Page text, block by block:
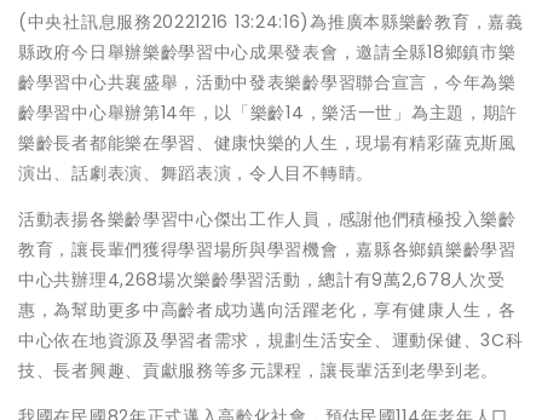
(中央社訊息服務20221216 13:24:16)為推廣本縣樂齡教育，嘉義
縣政府今日舉辦樂齡學習中心成果發表會，邀請全縣18鄉鎮市樂
齡學習中心共襄盛舉，活動中發表樂齡學習聯合宣言，今年為樂
齡學習中心舉辦第14年，以「樂齡14，樂活一世」為主題，期許
樂齡長者都能樂在學習、健康快樂的人生，現場有精彩薩克斯風
演出、話劇表演、舞蹈表演，令人目不轉睛。
活動表揚各樂齡學習中心傑出工作人員，感謝他們積極投入樂齡
教育，讓長輩們獲得學習場所與學習機會，嘉縣各鄉鎮樂齡學習
中心共辦理4,268場次樂齡學習活動，總計有9萬2,678人次受
惠，為幫助更多中高齡者成功邁向活躍老化，享有健康人生，各
中心依在地資源及學習者需求，規劃生活安全、運動保健、3C科
技、長者興趣、貢獻服務等多元課程，讓長輩活到老學到老。